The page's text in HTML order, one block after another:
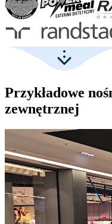
Przykładowe
zewnętrznej